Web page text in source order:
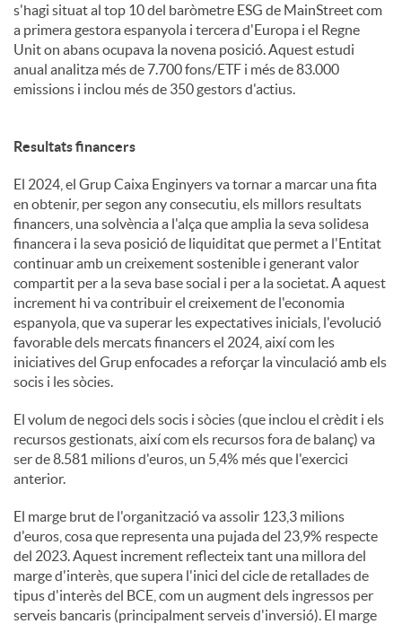
s'hagi situat al top 10 del baròmetre ESG de MainStreet com
a primera gestora espanyola i tercera d'Europa i el Regne
Unit on abans ocupava la novena posició. Aquest estudi
anual analitza més de 7.700 fons/ETF i més de 83.000
emissions i inclou més de 350 gestors d'actius.
Resultats financers
El 2024, el Grup Caixa Enginyers va tornar a marcar una fita
en obtenir, per segon any consecutiu, els millors resultats
financers, una solvència a l'alça que amplia la seva solidesa
financera i la seva posició de liquiditat que permet a l'Entitat
continuar amb un creixement sostenible i generant valor
compartit per a la seva base social i per a la societat. A aquest
increment hi va contribuir el creixement de l'economia
espanyola, que va superar les expectatives inicials, l'evolució
favorable dels mercats financers el 2024, així com les
iniciatives del Grup enfocades a reforçar la vinculació amb els
socis i les sòcies.
El volum de negoci dels socis i sòcies (que inclou el crèdit i els
recursos gestionats, així com els recursos fora de balanç) va
ser de 8.581 milions d'euros, un 5,4% més que l'exercici
anterior.
El marge brut de l'organització va assolir 123,3 milions
d'euros, cosa que representa una pujada del 23,9% respecte
del 2023. Aquest increment reflecteix tant una millora del
marge d'interès, que supera l'inici del cicle de retallades de
tipus d'interès del BCE, com un augment dels ingressos per
serveis bancaris (principalment serveis d'inversió). El marge